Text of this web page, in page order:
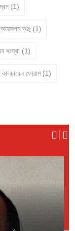
(1)
অয়েকপম অঞ্জু (1)
সংস্থা (1)
কালচারেল ফোরাম (1)